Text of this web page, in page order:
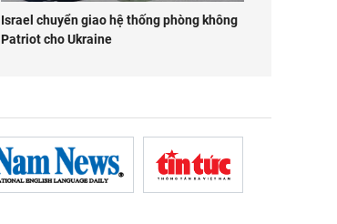
Israel chuyển giao hệ thống phòng không
Patriot cho Ukraine